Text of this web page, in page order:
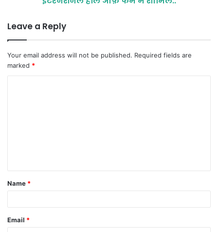
Leave a Reply
Your email address will not be published. Required fields are
marked *
t
*
Name *
Email *